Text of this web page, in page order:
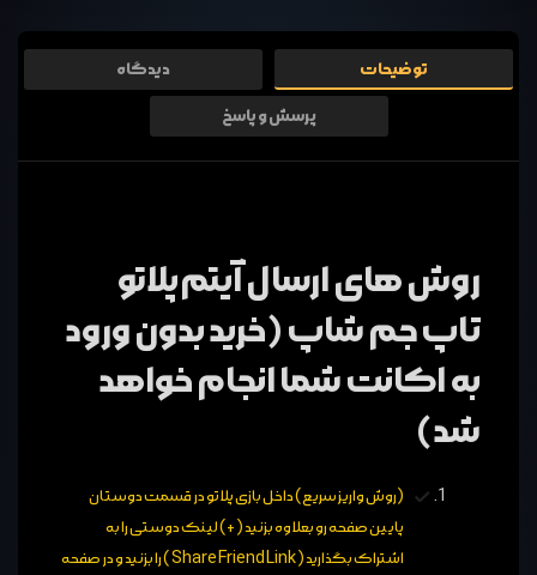
توضیحات دیدگاه
پرسش و پاسخ
روش های ارسال آیتم پلاتو
تاپ جم شاپ (خرید بدون ورود
به اکانت شما انجام خواهد
شد)
(روش واریز سریع) داخل بازی پلاتو در قسمت دوستان
پایین صفحه رو بعلاوه بزنید (+) لینک دوستی را به
اشتراک بگذارید ( Share Friend Link ) را بزنید و در صفحه